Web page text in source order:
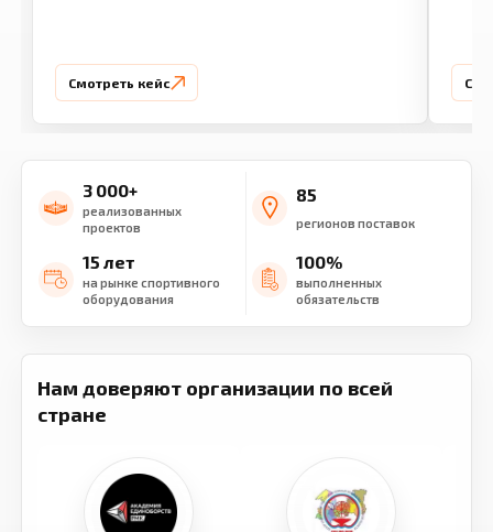
Смотреть кейс
3 000+
реализованных
проектов
85
регионов поставок
15 лет
на рынке спортивного
оборудования
100%
выполненных
обязательств
Нам доверяют организации по всей
стране